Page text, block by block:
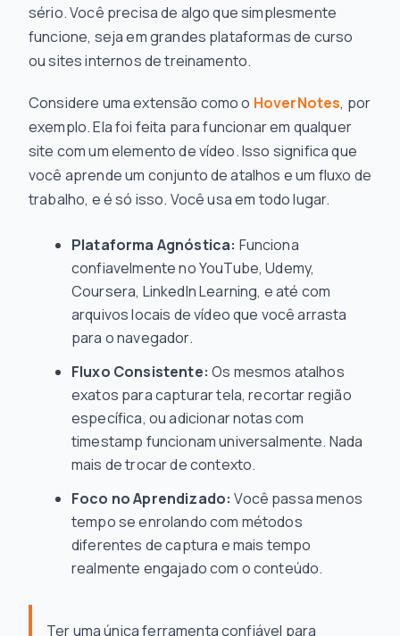
sério. Você precisa de algo que simplesmente
funcione, seja em grandes plataformas de curso
ou sites internos de treinamento.
Considere uma extensão como o HoverNotes, por
exemplo. Ela foi feita para funcionar em qualquer
site com um elemento de vídeo. Isso significa que
você aprende um conjunto de atalhos e um fluxo de
trabalho, e é só isso. Você usa em todo lugar.
Plataforma Agnóstica: Funciona
confiavelmente no YouTube, Udemy,
Coursera, LinkedIn Learning, e até com
arquivos locais de vídeo que você arrasta
para o navegador.
Fluxo Consistente: Os mesmos atalhos
exatos para capturar tela, recortar região
específica, ou adicionar notas com
timestamp funcionam universalmente. Nada
mais de trocar de contexto.
Foco no Aprendizado: Você passa menos
tempo se enrolando com métodos
diferentes de captura e mais tempo
realmente engajado com o conteúdo.
Ter uma única ferramenta confiável para